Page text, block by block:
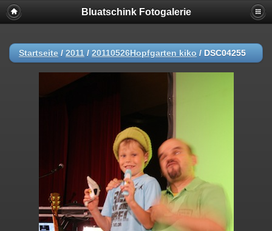
Bluatschink Fotogalerie
Startseite / 2011 / 20110526Hopfgarten kiko / DSC04255